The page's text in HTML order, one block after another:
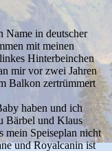
Name in deutscher
mit meinen
Hinterbeinchen
mir vor zwei Jahren
Balkon zertrümmert
haben und ich
Bärbel und Klaus
mein Speiseplan nicht
und Royalcanin ist